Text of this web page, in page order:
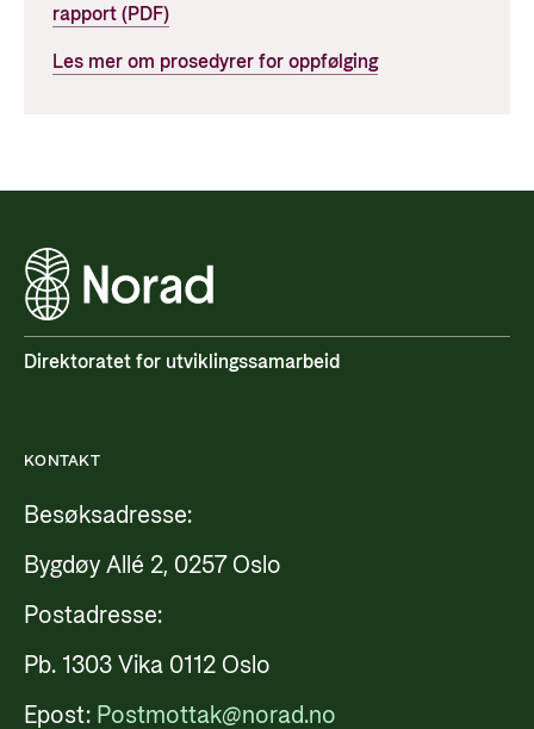
rapport (PDF)
Les mer om prosedyrer for oppfølging
Direktoratet for utviklingssamarbeid
KONTAKT
Besøksadresse:
Bygdøy Allé 2, 0257 Oslo
Postadresse:
Pb. 1303 Vika 0112 Oslo
Epost: Postmottak@norad.no